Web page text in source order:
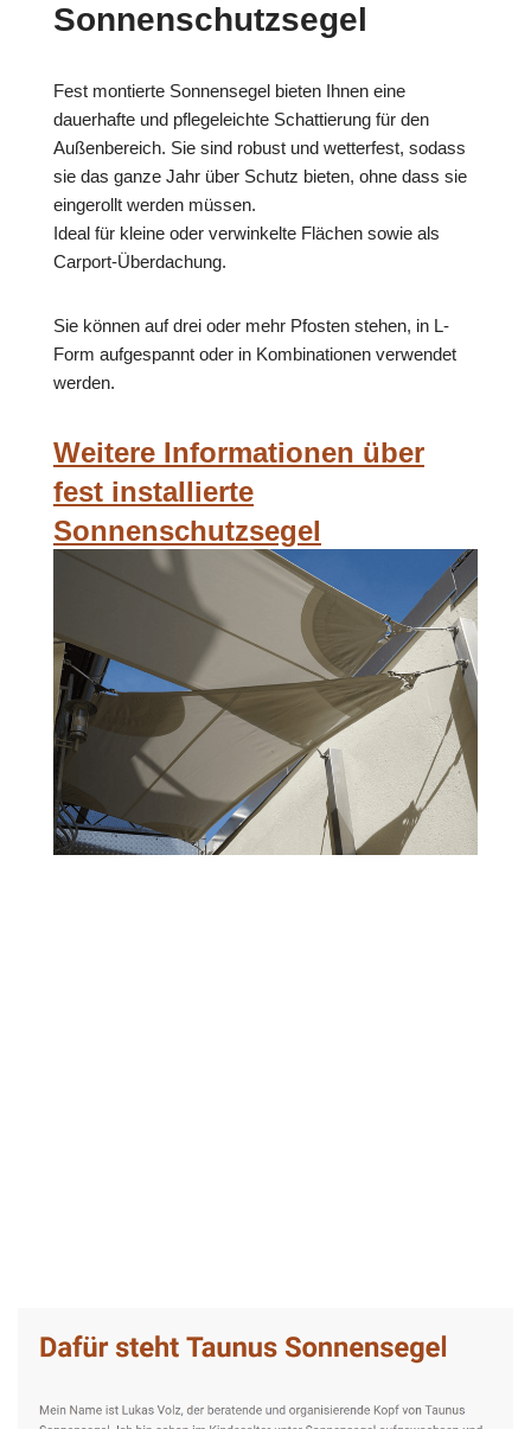
Sonnenschutzsegel
Fest montierte Sonnensegel bieten Ihnen eine
dauerhafte und pflegeleichte Schattierung für den
Außenbereich. Sie sind robust und wetterfest, sodass
sie das ganze Jahr über Schutz bieten, ohne dass sie
eingerollt werden müssen.
Ideal für kleine oder verwinkelte Flächen sowie als
Carport-Überdachung.
Sie können auf drei oder mehr Pfosten stehen, in L-
Form aufgespannt oder in Kombinationen verwendet
werden.
Weitere Informationen über
fest installierte
Sonnenschutzsegel